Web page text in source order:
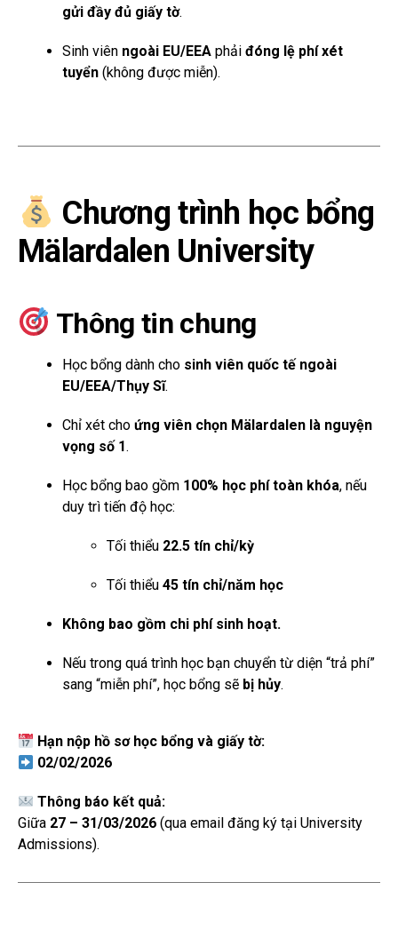
gửi đầy đủ giấy tờ.
Sinh viên ngoài EU/EEA phải đóng lệ phí xét
tuyển (không được miễn).
Chương trình học bổng
Mälardalen University
Thông tin chung
Học bổng dành cho sinh viên quốc tế ngoài
EU/EEA/Thụy Sĩ.
Chỉ xét cho ứng viên chọn Mälardalen là nguyện
vọng số 1.
Học bổng bao gồm 100% học phí toàn khóa, nếu
duy trì tiến độ học:
Tối thiểu 22.5 tín chỉ/kỳ
Tối thiểu 45 tín chỉ/năm học
Không bao gồm chi phí sinh hoạt.
Nếu trong quá trình học bạn chuyển từ diện “trả phí”
sang “miễn phí”, học bổng sẽ bị hủy.
Hạn nộp hồ sơ học bổng và giấy tờ:
02/02/2026
Thông báo kết quả:
Giữa 27 – 31/03/2026 (qua email đăng ký tại University
Admissions).